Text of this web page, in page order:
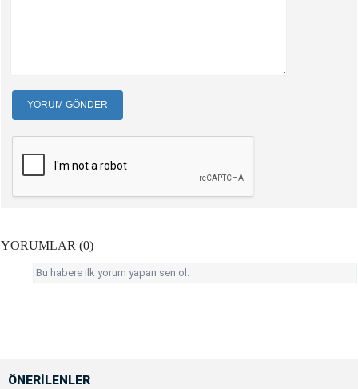
YORUM GÖNDER
YORUMLAR (0)
Bu habere ilk yorum yapan sen ol.
ÖNERİLENLER